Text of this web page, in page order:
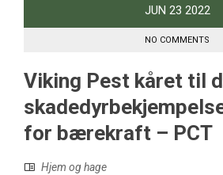
JUN 23 2022
NO COMMENTS
Viking Pest kåret til
for bærekraft – PCT
Hjem og hage